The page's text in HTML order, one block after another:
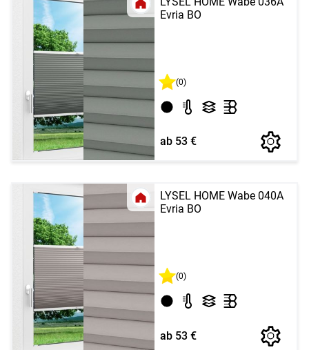
Evria BO
(0)
ab 53 €
LYSEL HOME Wabe 040A
Evria BO
(0)
ab 53 €